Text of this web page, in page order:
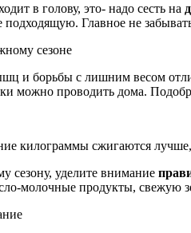
в голову, это- надо сесть на
подходящую. Главное не
и борьбы с лишним весом
можно проводить дома.
килограммы сжигаются лучше,
сезону, уделите внимание
молочные продукты, свежую